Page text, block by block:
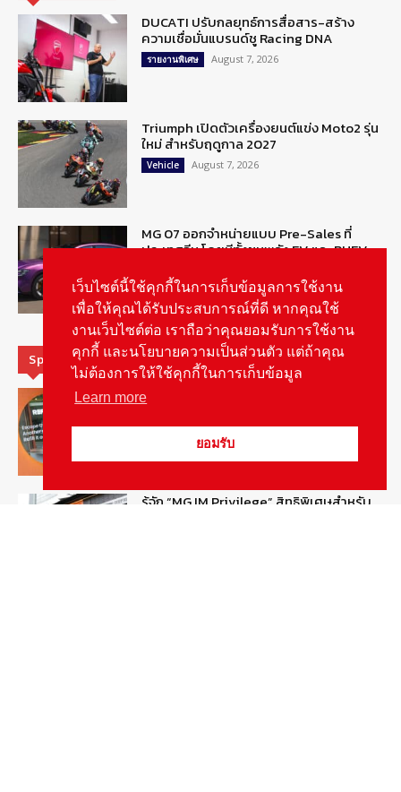
DUCATI ปรับกลยุทธ์การสื่อสาร-สร้าง
ความเชื่อมั่นแบรนด์ชู Racing DNA
รายงานพิเศษ August 7, 2026
Triumph เปิดตัวเครื่องยนต์แข่ง Moto2 รุ่น
ใหม่ สำหรับฤดูกาล 2027
Vehicle August 7, 2026
MG 07 ออกจำหน่ายแบบ Pre-Sales ที่
ประเทศจีน โดยมีทั้งขุมพลัง EV และ PHEV
Special Picks
MG ลั่นกลองรบ! เตรียมลุยชิงส่วนแบ่งตลาด
รู้จัก “MG IM Privilege” สิทธิพิเศษสำหรับ
เว็บไซต์นี้ใช้คุกกี้ในการเก็บข้อมูลการใช้งาน
เพื่อให้คุณได้รับประสบการณ์ที่ดี หากคุณใช้
งานเว็บไซต์ต่อ เราถือว่าคุณยอมรับการใช้งาน
คุกกี้ และนโยบายความเป็นส่วนตัว แต่ถ้าคุณ
ไม่ต้องการให้ใช้คุกกี้ในการเก็บข้อมูล
Learn more
ยอมรับ